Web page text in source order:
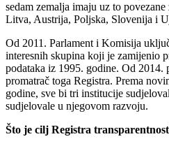
sedam zemalja imaju uz to
Litva, Austrija, Poljska, Slovenija i
Od 2011. Parlament i Komisija
interesnih skupina koji je zamijenio
podataka iz 1995. godine. Od 2014.
promatrač toga Registra. Prema
godine, sve bi tri institucije
sudjelovale u njegovom razvoju.
Što je cilj Registra